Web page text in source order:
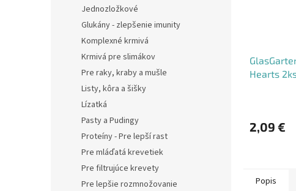
Jednozložkové
Glukány - zlepšenie imunity
Komplexné krmivá
Krmivá pre slimákov
Pre raky, kraby a mušle
Listy, kôra a šišky
Lízatká
Pasty a Pudingy
Proteíny - Pre lepší rast
Pre mláďatá krevetiek
Pre filtrujúce krevety
Pre lepšie rozmnožovanie
Hearts
produktu
je
hviezdičiek.
2,09 €
Popis